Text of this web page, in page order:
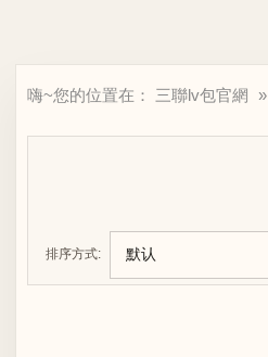
嗨~您的位置在： 三聯lv包官網 »
排序方式: